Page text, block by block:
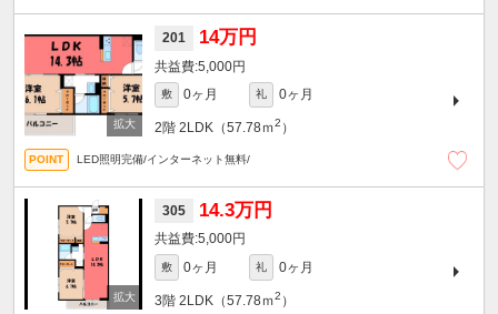
201 14万円
5,000円
敷 0ヶ月 礼 0ヶ月
2階 2LDK（57.78ｍ2 ）
LED照明完備/インターネット無料/
305 14.3万円
5,000円
敷 0ヶ月 礼 0ヶ月
3階 2LDK（57.78ｍ2 ）